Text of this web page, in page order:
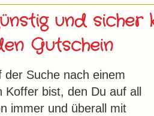
und sicher
Gutschein
der Suche nach einem
Koffer bist, den Du auf all
immer und überall mit